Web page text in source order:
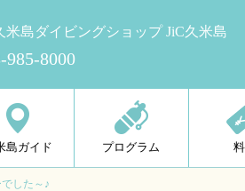
米島ダイビングショップ JiC久米島
985-8000
島ガイド プログラム
した～♪